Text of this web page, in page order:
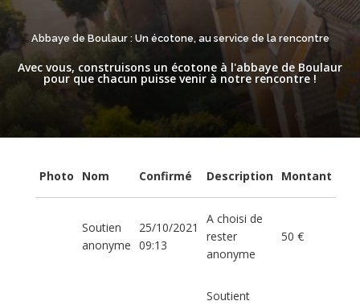
Abbaye de Boulaur : Un écotone, au service de la rencontre
Avec vous, construisons un écotone à l'abbaye de Boulaur
pour que chacun puisse venir à notre rencontre !
Photo Nom Confirmé Description Montant
Soutien
anonyme
25/10/2021
09:13
A choisi de
rester
anonyme
50 €
Soutient